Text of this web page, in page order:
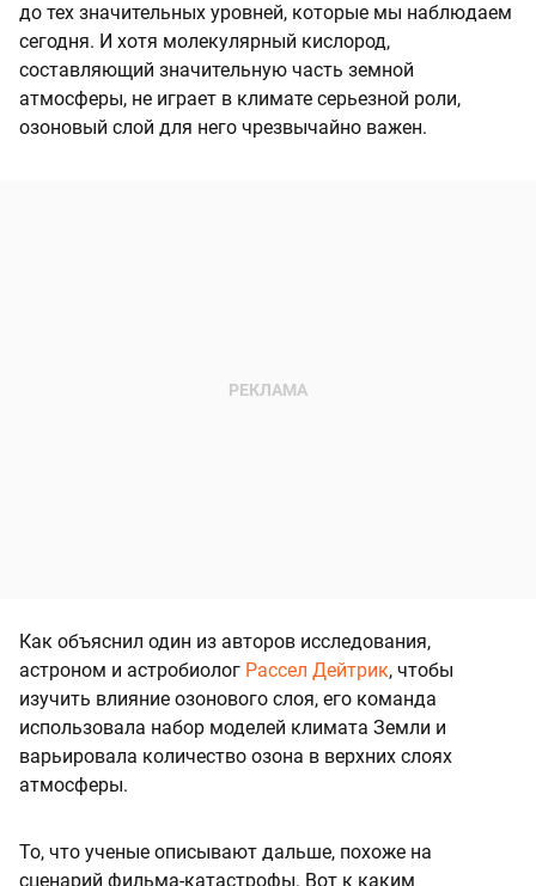
до тех значительных уровней, которые мы наблюдаем
сегодня. И хотя молекулярный кислород,
составляющий значительную часть земной
атмосферы, не играет в климате серьезной роли,
озоновый слой для него чрезвычайно важен.
Как объяснил один из авторов исследования,
астроном и астробиолог Рассел Дейтрик, чтобы
изучить влияние озонового слоя, его команда
использовала набор моделей климата Земли и
варьировала количество озона в верхних слоях
атмосферы.
То, что ученые описывают дальше, похоже на
сценарий фильма-катастрофы. Вот к каким